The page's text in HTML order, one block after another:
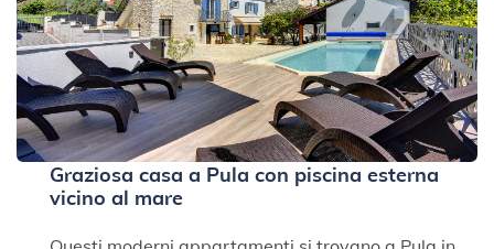
Graziosa casa a Pula con piscina esterna
vicino al mare